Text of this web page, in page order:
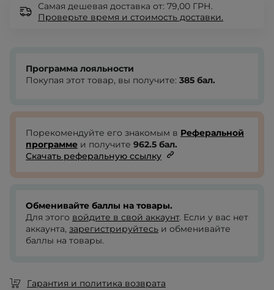
Самая дешевая доставка от: 79,00 ГРН.
Проверьте время и стоимость доставки.
Программа лояльности
Покупая этот товар, вы получите: 385 бал.
Порекомендуйте его знакомым в Реферальной
программе и получите 962.5 бал.
Скачать реферальную ссылку
Обменивайте баллы на товары.
Для этого войдите в свой аккаунт. Если у вас нет
аккаунта, зарегистрируйтесь и обменивайте
баллы на товары.
Гарантия и политика возврата